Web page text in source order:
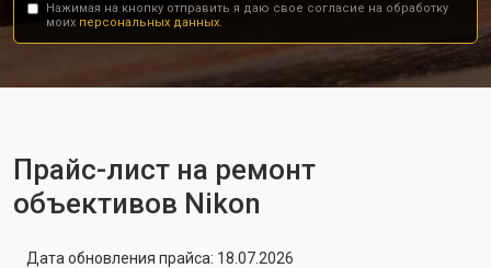
Нажимая на кнопку отправить я даю свое согласие на обработку
моих персональных данных.
Прайс-лист на ремонт
объективов Nikon
Дата обновления прайса: 18.07.2026